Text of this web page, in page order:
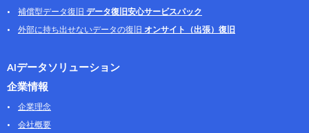
補償型データ復旧 データ復旧安心サービスパック
外部に持ち出せないデータの復旧 オンサイト（出張）復旧
AIデータソリューション
企業情報
企業理念
会社概要